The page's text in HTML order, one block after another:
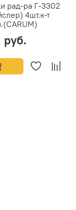
рад-ра Г-3302
4шт.к-т